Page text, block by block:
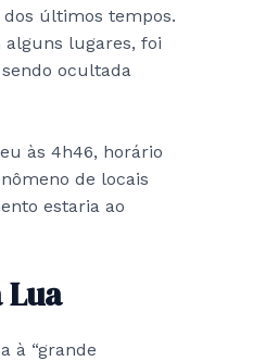
últimos tempos.
alguns lugares, foi
ocultada
às 4h46, horário
de locais
estaria ao
à “grande